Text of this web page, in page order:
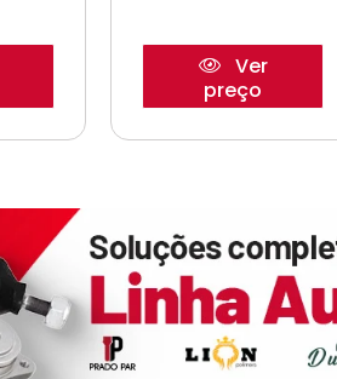
Ver
preço